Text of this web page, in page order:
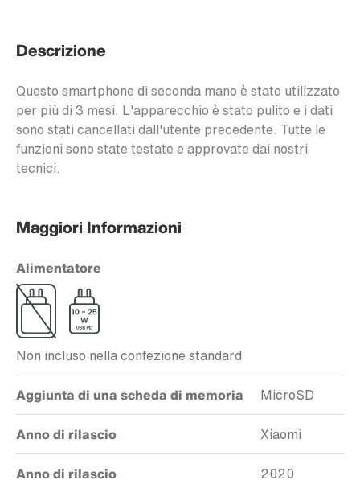
Descrizione
Questo smartphone di seconda mano è stato utilizzato
per più di 3 mesi. L'apparecchio è stato pulito e i dati
sono stati cancellati dall'utente precedente. Tutte le
funzioni sono state testate e approvate dai nostri
tecnici.
Maggiori Informazioni
Alimentatore
Non incluso nella confezione standard
Aggiunta di una scheda di memoria MicroSD
Anno di rilascio Xiaomi
Anno di rilascio 2020